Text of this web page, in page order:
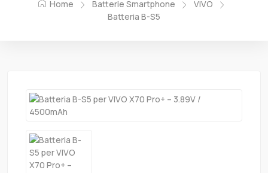
Home Batterie Smartphone
VIVO
Batteria B-S5